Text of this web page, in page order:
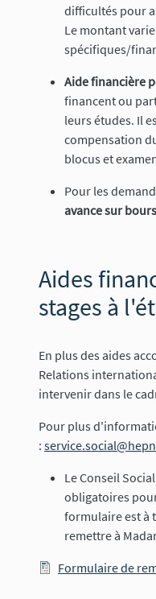
difficultés pour
Le montant
spécifiques/
Aide financière
financent ou
leurs études. Il
compensation
blocus et
Pour les
avance sur
Aides
stages à
En plus des aides
Relations
intervenir dans le
Pour plus
:
Le Conseil
obligatoires
formulaire est à
remettre à
Document
Formulaire de